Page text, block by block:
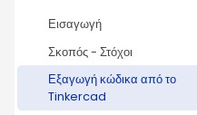
Εισαγωγή
Σκοπός - Στόχοι
Εξαγωγή κώδικα από το
Tinkercad